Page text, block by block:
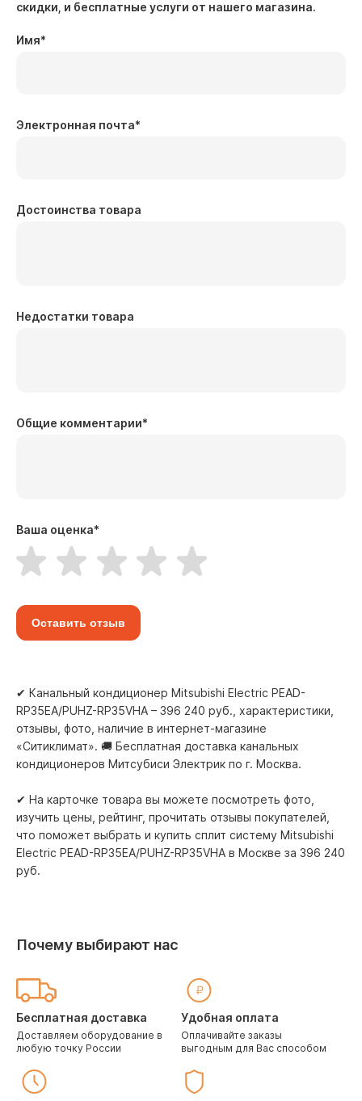
скидки, и бесплатные услуги от нашего магазина.
Имя*
Электронная почта*
Достоинства товара
Недостатки товара
Общие комментарии*
Ваша оценка*
Оставить отзыв
✔ Канальный кондиционер Mitsubishi Electric PEAD-
RP35EA/PUHZ-RP35VHA – 396 240 руб., характеристики,
отзывы, фото, наличие в интернет-магазине
«Ситиклимат». 🚚 Бесплатная доставка канальных
кондиционеров Митсубиси Электрик по г. Москва.
✔ На карточке товара вы можете посмотреть фото,
изучить цены, рейтинг, прочитать отзывы покупателей,
что поможет выбрать и купить сплит систему Mitsubishi
Electric PEAD-RP35EA/PUHZ-RP35VHA в Москве за 396 240
pуб.
Почему выбирают нас
Бесплатная доставка
Доставляем оборудование в
любую точку России
Удобная оплата
Оплачивайте заказы
выгодным для Вас способом